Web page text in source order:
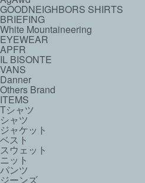
GOODNEIGHBORS SHIRTS
BRIEFING
White Mountaineering
EYEWEAR
APFR
IL BISONTE
VANS
Danner
Others Brand
ITEMS
Tシャツ
シャツ
ジャケット
ベスト
スウェット
ニット
パンツ
ジーンズ